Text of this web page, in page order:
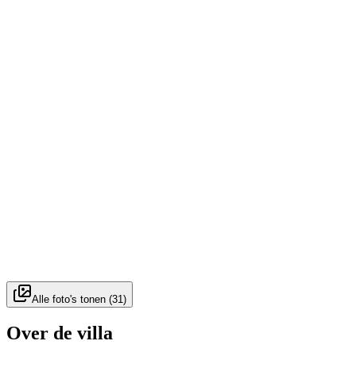
Alle foto's tonen (31)
Over de villa